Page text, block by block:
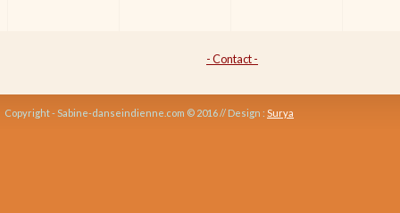
- Contact -
Copyright - Sabine-danseindienne.com © 2016 // Design : Surya